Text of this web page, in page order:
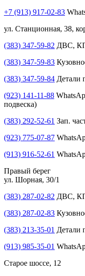
+7 (913) 917-02-83
ул. Станционная, 38,
(383) 347-59-82 ДВС,
(383) 347-59-83
(383) 347-59-84 Детали
(923) 141-11-88
подвеска)
(383) 292-52-61 Зап.
(923) 775-07-87
(913) 916-52-61
Правый берег
ул. Шорная, 30/1
(383) 287-02-82 ДВС,
(383) 287-02-83
(383) 213-35-01 Детали
(913) 985-35-01
Старое шоссе, 12